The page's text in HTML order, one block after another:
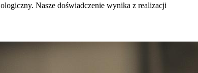
Nasze doświadczenie wynika z realizacji